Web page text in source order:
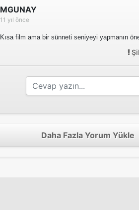
MGUNAY
11 yıl önce
Kısa film ama bir sünneti seniyeyi yapmanın
Daha Fazla Yorum Yükle